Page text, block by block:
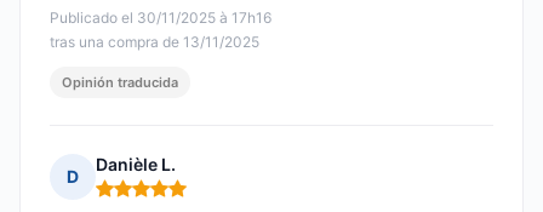
Publicado el 30/11/2025 à 17h16
tras una compra de 13/11/2025
Opinión traducida
D
Danièle L.
Nota: 5 de 5